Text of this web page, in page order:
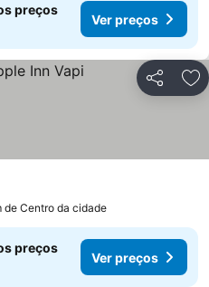
preços
Ver preços
Partilhar
preços
de Centro da cidade
preços
Ver preços